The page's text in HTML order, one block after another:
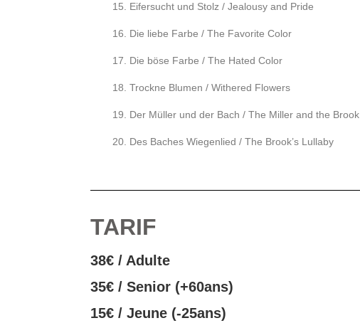
Eifersucht und Stolz / Jealousy and Pride
Die liebe Farbe / The Favorite Color
Die böse Farbe / The Hated Color
Trockne Blumen / Withered Flowers
Der Müller und der Bach / The Miller and the Brook
Des Baches Wiegenlied / The Brook’s Lullaby
TARIF
38€ / Adulte
35€ / Senior (+60ans)
15€ / Jeune (-25ans)